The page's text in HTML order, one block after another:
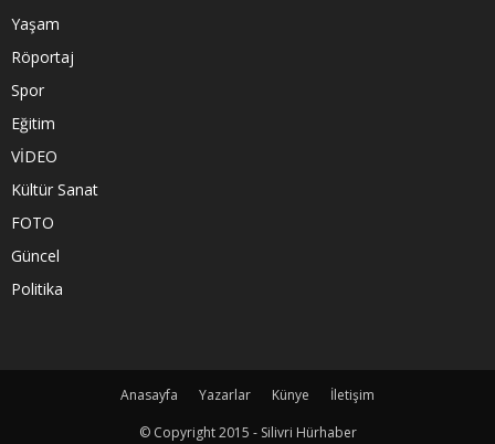
Yaşam
Röportaj
Spor
Eğitim
VİDEO
Kültür Sanat
FOTO
Güncel
Politika
Anasayfa Yazarlar Künye
İletişim
© Copyright 2015 - Silivri Hürhaber